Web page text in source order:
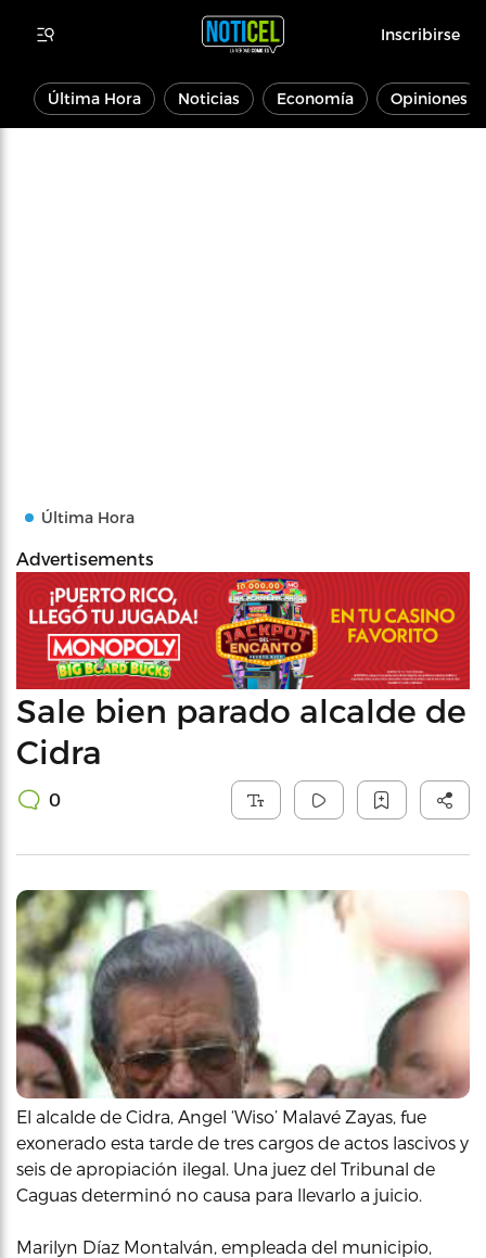
Inscribirse
Última Hora Noticias Economía Opiniones
Última Hora
Advertisements
Sale bien parado alcalde de
Cidra
0
El alcalde de Cidra, Angel ‘Wiso’ Malavé Zayas, fue
exonerado esta tarde de tres cargos de actos lascivos y
seis de apropiación ilegal. Una juez del Tribunal de
Caguas determinó no causa para llevarlo a juicio.
Marilyn Díaz Montalván, empleada del municipio,